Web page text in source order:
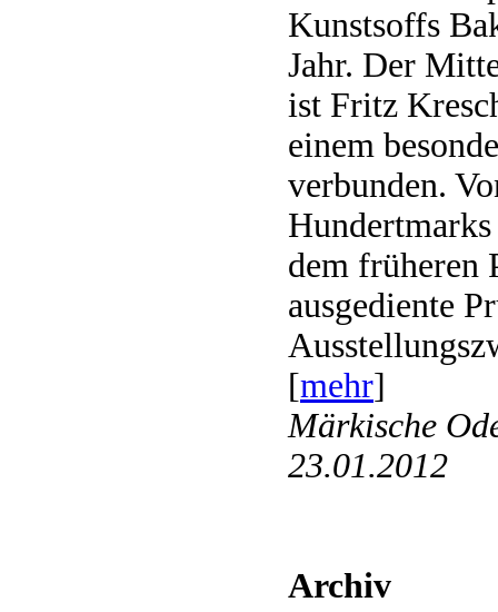
Kunstsoffs
Jahr. Der
ist Fritz
einem
verbunden.
Hundertmarks
dem früheren
ausgediente
[mehr]
Märkische
23.01.2012
Archiv